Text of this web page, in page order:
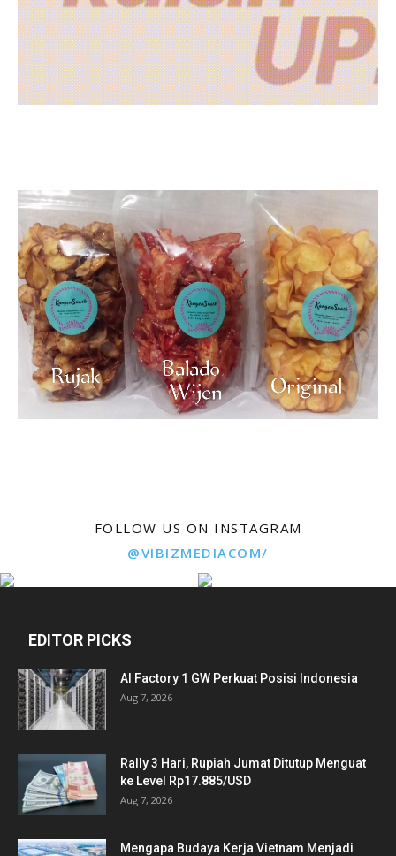
FOLLOW US ON INSTAGRAM
@VIBIZMEDIACOM/
EDITOR PICKS
AI Factory 1 GW Perkuat Posisi Indonesia
Aug 7, 2026
Rally 3 Hari, Rupiah Jumat Ditutup Menguat
ke Level Rp17.885/USD
Aug 7, 2026
Mengapa Budaya Kerja Vietnam Menjadi